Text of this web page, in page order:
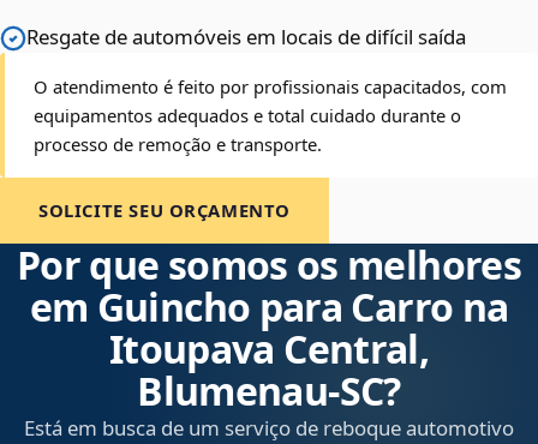
Resgate de automóveis em locais de difícil saída
O atendimento é feito por profissionais capacitados, com
equipamentos adequados e total cuidado durante o
processo de remoção e transporte.
SOLICITE SEU ORÇAMENTO
Por que somos os melhores
em Guincho para Carro na
Itoupava Central,
Blumenau‑SC?
Está em busca de um serviço de reboque automotivo